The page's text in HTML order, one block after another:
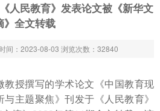
人民教育》发表论文被《新华文
》全文转载
间：2023-08-03 浏览次数： 32840
教授撰写的学术论文《中国教育现
主题聚焦》刊发于《人民教育》